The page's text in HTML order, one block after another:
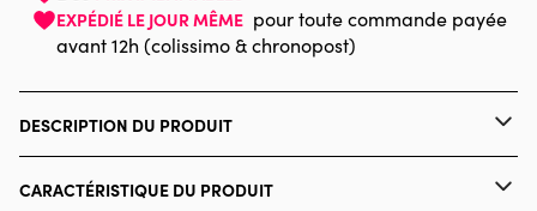
EXPÉDIÉ LE JOUR MÊME pour toute commande payée
avant 12h (colissimo & chronopost)
DESCRIPTION DU PRODUIT
Mikey Bergman / artlicensing.com
CARACTÉRISTIQUE DU PRODUIT